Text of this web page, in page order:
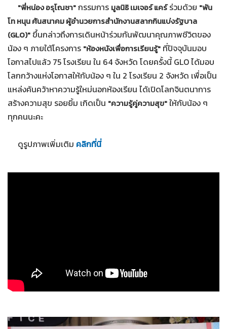
"พี่หน่อง อรุโณชา"กรรมการ มูลนิธิ เมเจอร์ แคร์ร่วมด้วย "พัน
โท หนุน ศันสนาคม ผู้อำนวยการสำนักงานสลากกินแบ่งรัฐบาล
(GLO)" ขึ้นกล่าวถึงการเดินหน้าร่วมกันพัฒนาคุณภาพชีวิตของ
น้อง ๆ ภายใต้โครงการ "ห้องหนังเพื่อการเรียนรู้" ที่ปัจจุบันมอบ
โอกาสไปแล้ว 75 โรงเรียน ใน 64 จังหวัด โดยครั้งนี้ GLO ได้มอบ
โลกกว้างแห่งโอกาสให้กับน้อง ๆ ใน 2 โรงเรียน 2 จังหวัด เพื่อเป็น
แหล่งค้นคว้าหาความรู้ใหม่นอกห้องเรียน ได้เปิดโลกจินตนาการ
สร้างความสุข รอยยิ้ม เกิดเป็น "ความรู้คู่ความสุข"ให้กับน้อง ๆ
ทุกคนนะคะ
ดูรูปภาพเพิ่มเติม คลิกที่นี่